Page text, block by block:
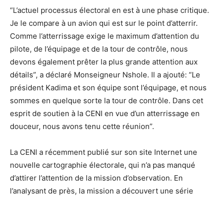
“L’actuel processus électoral en est à une phase critique.
Je le compare à un avion qui est sur le point d’atterrir.
Comme l’atterrissage exige le maximum d’attention du
pilote, de l’équipage et de la tour de contrôle, nous
devons également prêter la plus grande attention aux
détails”, a déclaré Monseigneur Nshole. Il a ajouté: “Le
président Kadima et son équipe sont l’équipage, et nous
sommes en quelque sorte la tour de contrôle. Dans cet
esprit de soutien à la CENI en vue d’un atterrissage en
douceur, nous avons tenu cette réunion”.
La CENI a récemment publié sur son site Internet une
nouvelle cartographie électorale, qui n’a pas manqué
d’attirer l’attention de la mission d’observation. En
l’analysant de près, la mission a découvert une série